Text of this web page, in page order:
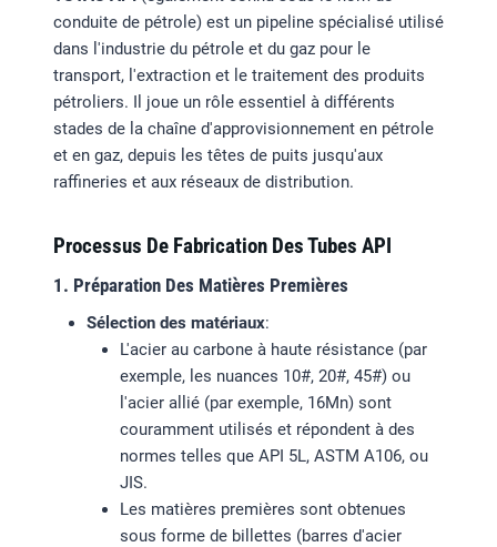
conduite de pétrole) est un pipeline spécialisé utilisé
dans l'industrie du pétrole et du gaz pour le
transport, l'extraction et le traitement des produits
pétroliers. Il joue un rôle essentiel à différents
stades de la chaîne d'approvisionnement en pétrole
et en gaz, depuis les têtes de puits jusqu'aux
raffineries et aux réseaux de distribution.
Processus De Fabrication Des Tubes API
1. Préparation Des Matières Premières
Sélection des matériaux:
L'acier au carbone à haute résistance (par
exemple, les nuances 10#, 20#, 45#) ou
l'acier allié (par exemple, 16Mn) sont
couramment utilisés et répondent à des
normes telles que API 5L, ASTM A106, ou
JIS.
Les matières premières sont obtenues
sous forme de billettes (barres d'acier